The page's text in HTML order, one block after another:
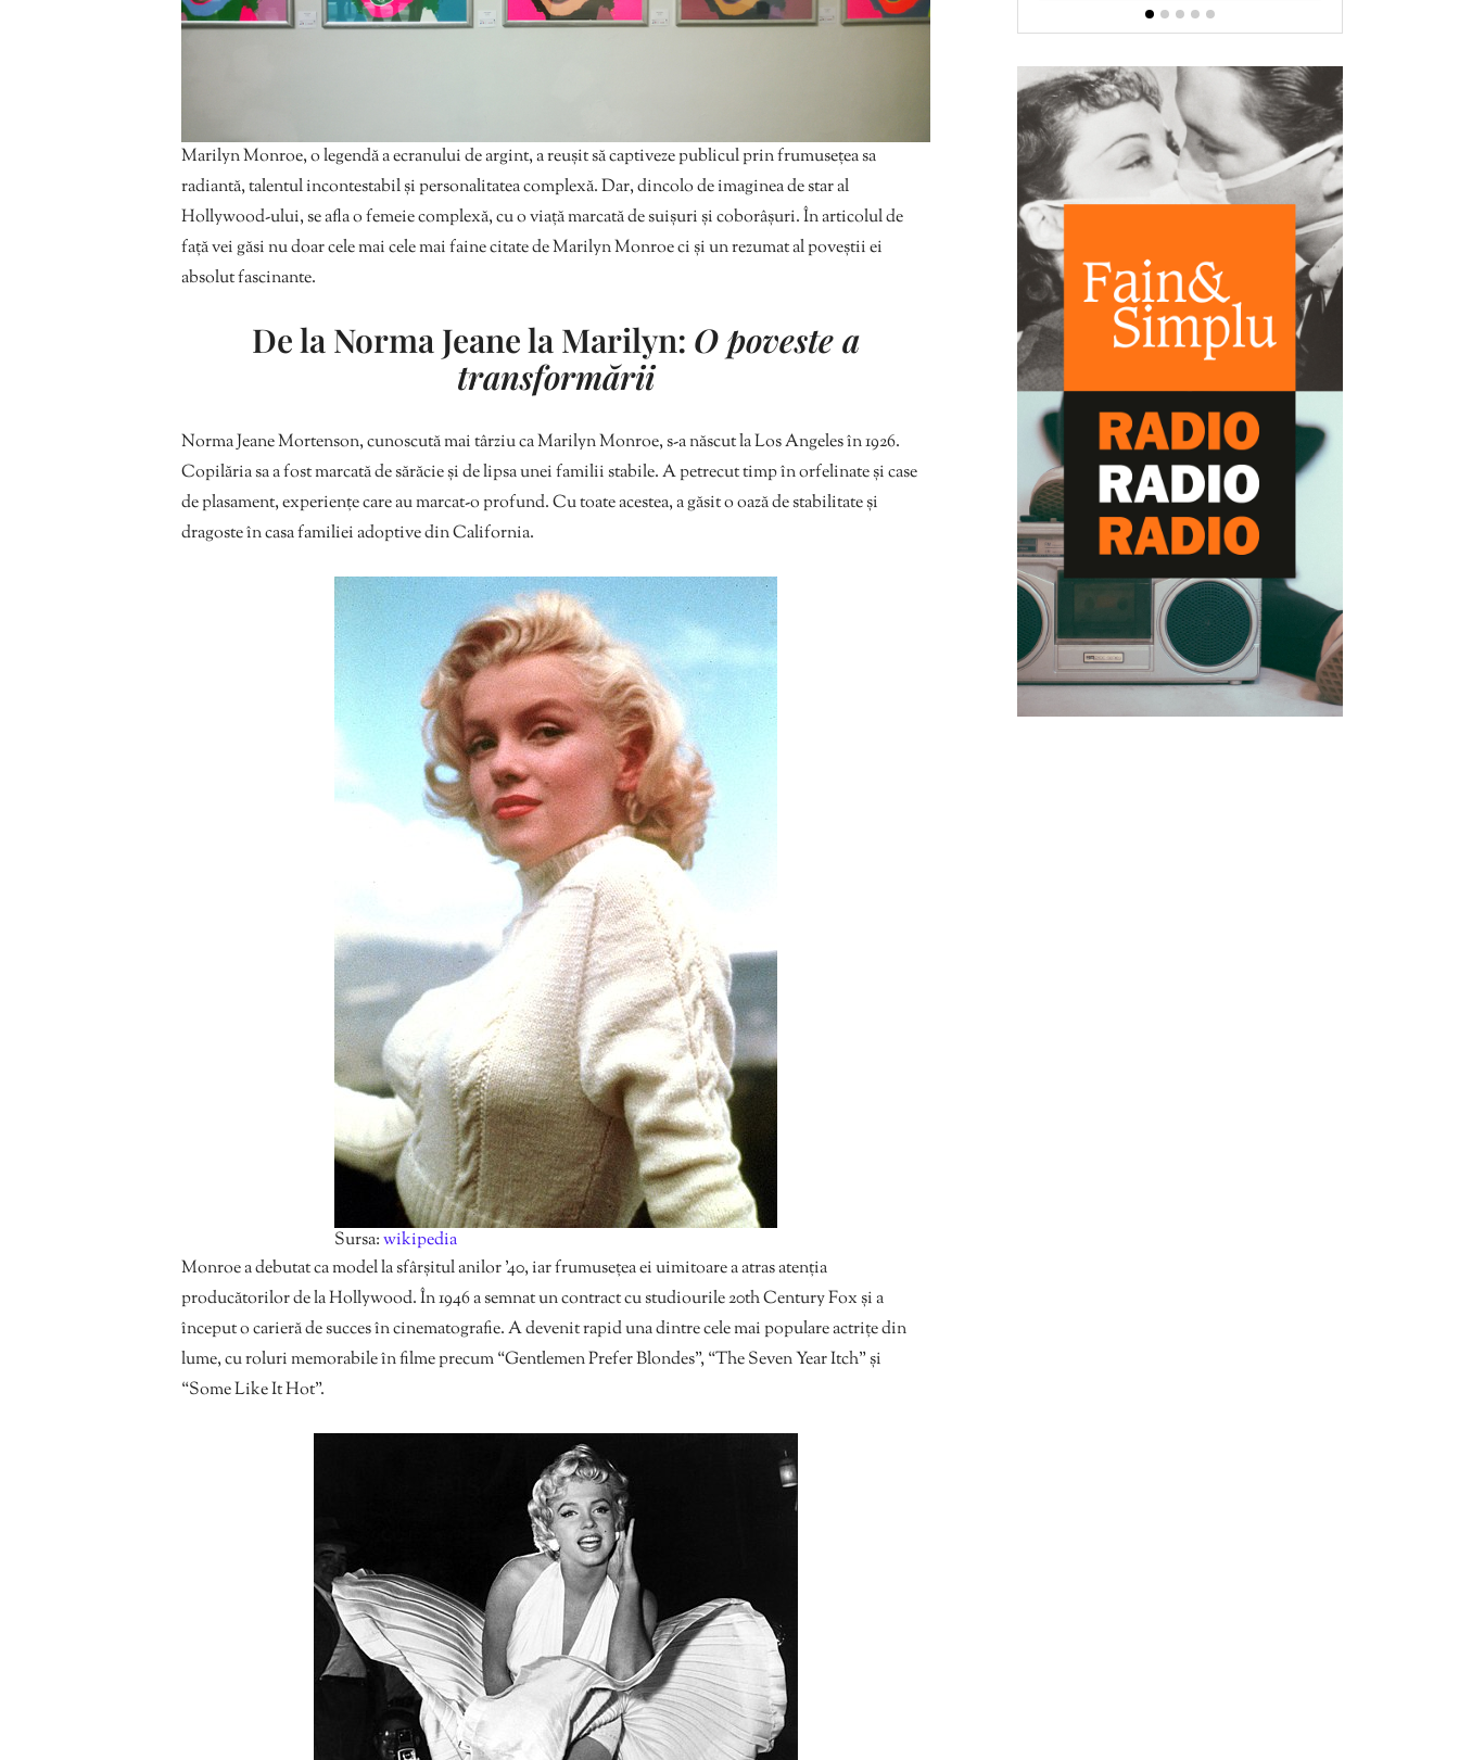
Marilyn Monroe, o legendă a ecranului de argint, a reușit să captiveze publicul prin frumusețea sa
radiantă, talentul incontestabil și personalitatea complexă. Dar, dincolo de imaginea de star al
Hollywood-ului, se afla o femeie complexă, cu o viață marcată de suișuri și coborâșuri. În articolul de
față vei găsi nu doar cele mai cele mai faine citate de Marilyn Monroe ci și un rezumat al poveștii ei
absolut fascinante.
De la Norma Jeane la Marilyn: O poveste a
transformării
Norma Jeane Mortenson, cunoscută mai târziu ca Marilyn Monroe, s-a născut la Los Angeles în 1926.
Copilăria sa a fost marcată de sărăcie și de lipsa unei familii stabile. A petrecut timp în orfelinate și case
de plasament, experiențe care au marcat-o profund. Cu toate acestea, a găsit o oază de stabilitate și
dragoste în casa familiei adoptive din California.
Sursa:wikipedia
Monroe a debutat ca model la sfârșitul anilor ’40, iar frumusețea ei uimitoare a atras atenția
producătorilor de la Hollywood. În 1946 a semnat un contract cu studiourile 20th Century Fox și a
început o carieră de succes în cinematografie. A devenit rapid una dintre cele mai populare actrițe din
lume, cu roluri memorabile în filme precum “Gentlemen Prefer Blondes”, “The Seven Year Itch” și
“Some Like It Hot”.